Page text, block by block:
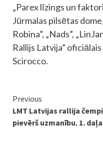
„Parex līzings un
Jūrmalas pilsētas
Robina”, „Nads”,
Rallijs Latvija”
Scirocco.
Continue
Reading
Previous
LMT Latvijas rallija
pievērš uzmanību. 1. daļa